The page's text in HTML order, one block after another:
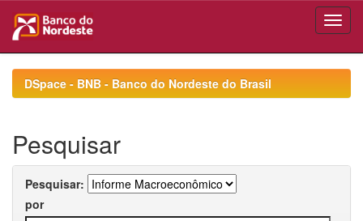
navigationDSpace - BNB - Banco do Nordeste do Brasil
Pesquisar
Pesquisar:
por